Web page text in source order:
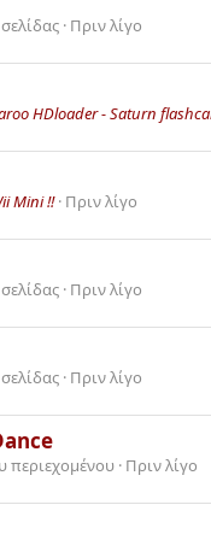
Πριν λίγο
HDloader - Saturn
Mini !! Πριν λίγο
Πριν λίγο
Πριν λίγο
περιεχομένου Πριν λίγο